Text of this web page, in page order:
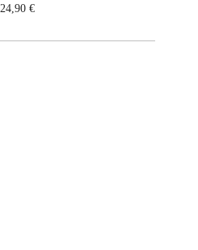
24,90 €